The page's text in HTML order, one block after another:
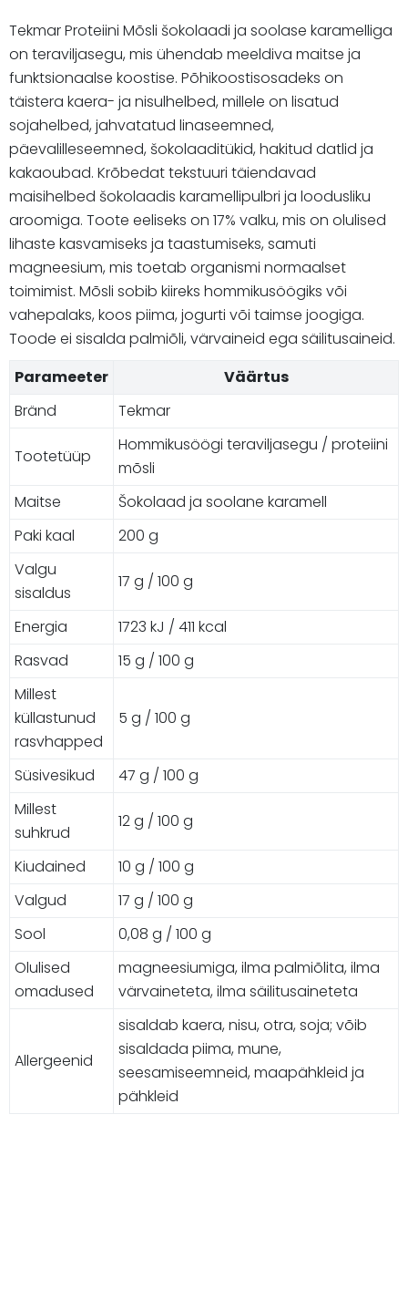
Tekmar Proteiini Mõsli šokolaadi ja soolase karamelliga
on teraviljasegu, mis ühendab meeldiva maitse ja
funktsionaalse koostise. Põhikoostisosadeks on
täistera kaera- ja nisulhelbed, millele on lisatud
sojahelbed, jahvatatud linaseemned,
päevalilleseemned, šokolaaditükid, hakitud datlid ja
kakaoubad. Krõbedat tekstuuri täiendavad
maisihelbed šokolaadis karamellipulbri ja loodusliku
aroomiga. Toote eeliseks on 17% valku, mis on olulised
lihaste kasvamiseks ja taastumiseks, samuti
magneesium, mis toetab organismi normaalset
toimimist. Mõsli sobib kiireks hommikusöögiks või
vahepalaks, koos piima, jogurti või taimse joogiga.
Toode ei sisalda palmiõli, värvaineid ega säilitusaineid.
Parameeter
Väärtus
Bränd
Tekmar
Tootetüüp
Hommikusöögi teraviljasegu / proteiini
mõsli
Maitse
Šokolaad ja soolane karamell
Paki kaal
200 g
Valgu
sisaldus
17 g / 100 g
Energia
1723 kJ / 411 kcal
Rasvad
15 g / 100 g
Millest
küllastunud
rasvhapped
5 g / 100 g
Süsivesikud
47 g / 100 g
Millest
suhkrud
12 g / 100 g
Kiudained
10 g / 100 g
Valgud
17 g / 100 g
Sool
0,08 g / 100 g
Olulised
omadused
magneesiumiga, ilma palmiõlita, ilma
värvaineteta, ilma säilitusaineteta
Allergeenid
sisaldab kaera, nisu, otra, soja; võib
sisaldada piima, mune,
seesamiseemneid, maapähkleid ja
pähkleid